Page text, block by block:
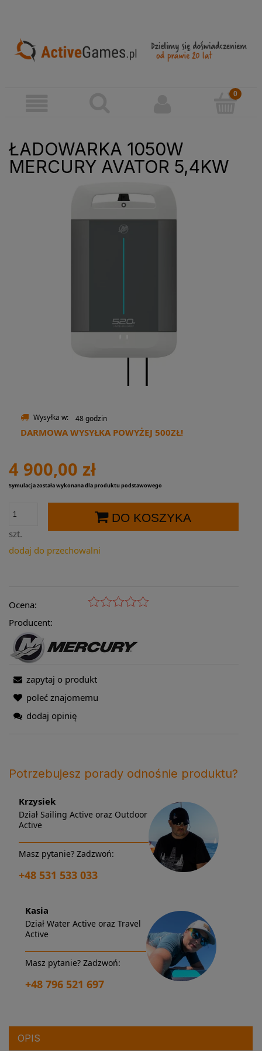
ŁADOWARKA 1050W
MERCURY AVATOR 5,4KW
Wysyłka w: 48 godzin
DARMOWA WYSYŁKA POWYŻEJ 500ZŁ!
4 900,00 zł
Symulacja została wykonana dla produktu podstawowego
szt.
DO KOSZYKA
dodaj do przechowalni
Ocena:
Producent:
zapytaj o produkt
poleć znajomemu
dodaj opinię
Potrzebujesz porady odnośnie produktu?
Krzysiek
Dział Sailing Active oraz Outdoor
Active
Masz pytanie? Zadzwoń:
+48 531 533 033
Kasia
Dział Water Active oraz Travel
Active
Masz pytanie? Zadzwoń:
+48 796 521 697
OPIS